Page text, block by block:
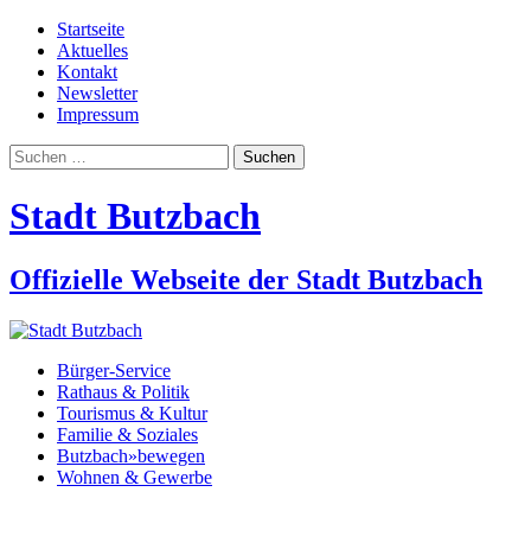
Startseite
Aktuelles
Kontakt
Newsletter
Impressum
Suchen
nach:
Stadt Butzbach
Offizielle Webseite der Stadt Butzbach
Bürger-Service
Rathaus & Politik
Tourismus & Kultur
Familie & Soziales
Butzbach»bewegen
Wohnen & Gewerbe